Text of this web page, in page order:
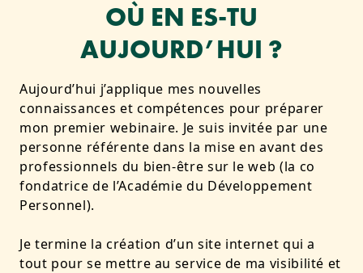
OÙ EN ES-TU
AUJOURD’HUI ?
Aujourd’hui j’applique mes nouvelles
connaissances et compétences pour préparer
mon premier webinaire. Je suis invitée par une
personne référente dans la mise en avant des
professionnels du bien-être sur le web (la co
fondatrice de l’Académie du Développement
Personnel).
Je termine la création d’un site internet qui a
tout pour se mettre au service de ma visibilité et